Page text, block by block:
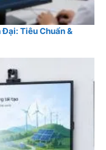
Đại: Tiêu Chuẩn &